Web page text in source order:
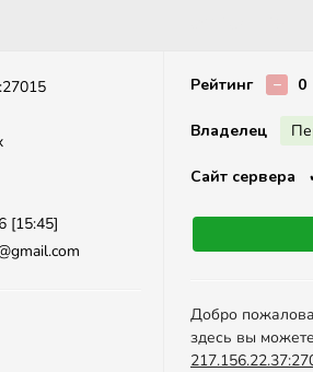
[15:45]
Рейтинг − 0
Владелец
Сайт сервера
Добро
здесь вы